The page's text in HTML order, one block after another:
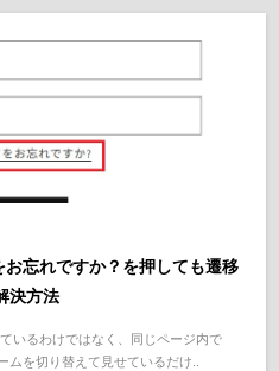
忘れですか？を押しても遷移
決方法
いるわけではなく、同じページ内で
を切り替えて見せているだけ..